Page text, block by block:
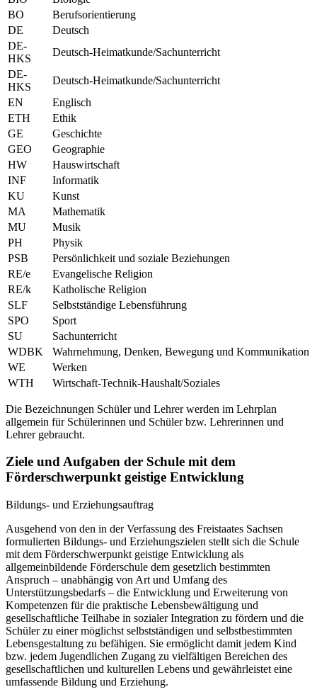
BO
Berufsorientierung
DE
Deutsch
DE-
HKS
Deutsch-Heimatkunde/Sachunterricht
DE-
HKS
Deutsch-Heimatkunde/Sachunterricht
EN
Englisch
ETH
Ethik
GE
Geschichte
GEO
Geographie
HW
Hauswirtschaft
INF
Informatik
KU
Kunst
MA
Mathematik
MU
Musik
PH
Physik
PSB
Persönlichkeit und soziale Beziehungen
RE/e
Evangelische Religion
RE/k
Katholische Religion
SLF
Selbstständige Lebensführung
SPO
Sport
SU
Sachunterricht
WDBK
Wahrnehmung, Denken, Bewegung und Kommunikation
WE
Werken
WTH
Wirtschaft-Technik-Haushalt/Soziales
Die Bezeichnungen Schüler und Lehrer werden im Lehrplan
allgemein für Schülerinnen und Schüler bzw. Lehrerinnen und
Lehrer gebraucht.
Ziele und Aufgaben der Schule mit dem
Förderschwerpunkt geistige Entwicklung
Bildungs- und Erziehungsauftrag
Ausgehend von den in der Verfassung des Freistaates Sachsen
formulierten Bildungs- und Erziehungszielen stellt sich die Schule
mit dem Förderschwerpunkt geistige Entwicklung als
allgemeinbildende Förderschule dem gesetzlich bestimmten
Anspruch – unabhängig von Art und Umfang des
Unterstützungsbedarfs – die Entwicklung und Erweiterung von
Kompetenzen für die praktische Lebensbewältigung und
gesellschaftliche Teilhabe in sozialer Integration zu fördern und die
Schüler zu einer möglichst selbstständigen und selbstbestimmten
Lebensgestaltung zu befähigen. Sie ermöglicht damit jedem Kind
bzw. jedem Jugendlichen Zugang zu vielfältigen Bereichen des
gesellschaftlichen und kulturellen Lebens und gewährleistet eine
umfassende Bildung und Erziehung.